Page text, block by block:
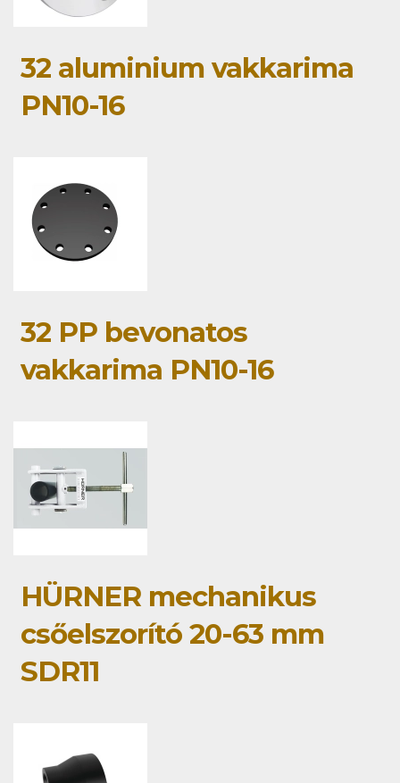
32 aluminium vakkarima
PN10-16
32 PP bevonatos
vakkarima PN10-16
HÜRNER mechanikus
csőelszorító 20-63 mm
SDR11